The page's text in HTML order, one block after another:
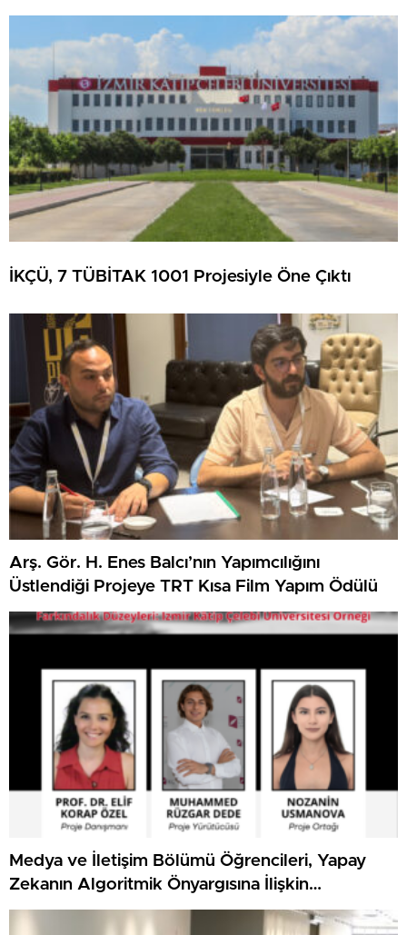
İKÇÜ, 7 TÜBİTAK 1001 Projesiyle Öne Çıktı
Arş. Gör. H. Enes Balcı’nın Yapımcılığını
Üstlendiği Projeye TRT Kısa Film Yapım Ödülü
Medya ve İletişim Bölümü Öğrencileri, Yapay
Zekanın Algoritmik Önyargısına İlişkin
Farkındalık Düzeylerini Araştıracak